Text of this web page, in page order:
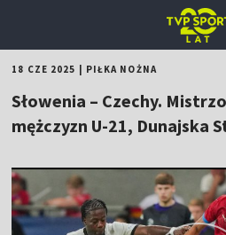
18 CZE 2025 PIŁKA NOŻNA
Słowenia – Czechy.
mężczyzn U-21, Dunajska